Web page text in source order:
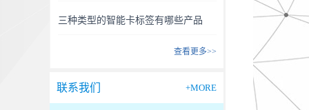
三种类型的智能卡标签有哪些产品
查看更多>>
联系我们 +MORE